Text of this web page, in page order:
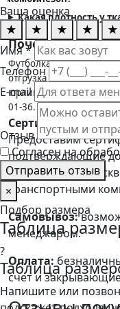
Какая плотность у
Почему выгодно
Футболка синяя в
отгрузка в день заказа,
юрлицами по счёту,
01-36.
Сертификаты
Предоставим
подтверждающие
Доставка: по
транспортными
Самовывоз:
менеджером.
Оплата:
счет и
Ваша оценка
★
★ ★ ★
★
Имя *
Телефон
E-mail
Отзыв
Согласен на
Отправить отзыв
×
Подбор размера
Таблица
?
Таблица
Напишите или